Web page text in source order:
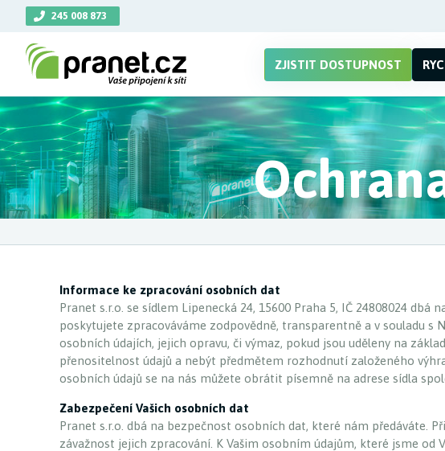
245 008 873
ZJISTIT DOSTUPNOST
Informace ke zpracování osobních dat
Pranet s.r.o. se sídlem Lipenecká 24, 15600 Praha 5, IČ 24808024
poskytujete zpracováváme zodpovědně, transparentně a v souladu s
osobních údajích, jejich opravu, či výmaz, pokud jsou uděleny na
přenositelnost údajů a nebýt předmětem rozhodnutí založeného
osobních údajů se na nás můžete obrátit písemně na adrese sídla
Zabezpečení Vašich osobních dat
Pranet s.r.o. dbá na bezpečnost osobních dat, které nám předáváte.
závažnost jejich zpracování. K Vašim osobním údajům, které jsme od